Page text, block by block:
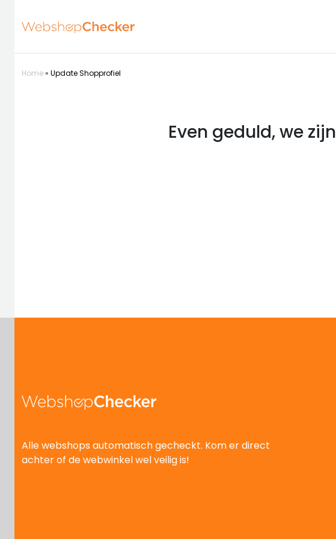
Home» Update Shopprofiel
Even geduld, we zijn
Alle webshops automatisch gecheckt. Kom er direct
achter of de webwinkel wel veilig is!